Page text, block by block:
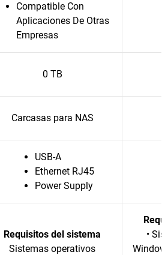
Compatible Con
Aplicaciones De Otras
Empresas
0 TB
Carcasas para NAS
USB-A
Ethernet RJ45
Power Supply
Requisitos del sistema
Sistemas operativos
•